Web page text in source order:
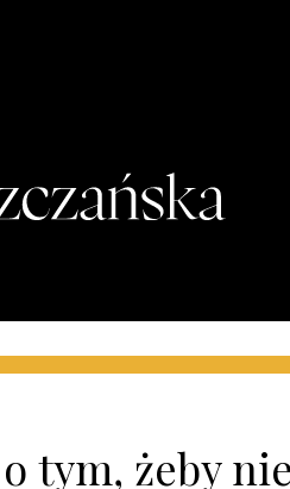
tym, żeby